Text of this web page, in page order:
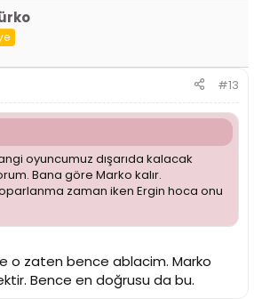
#13
oyuncumuz dışarıda kalacak
Bana göre Marko kalır.
zaman iken Ergin hoca onu
o zaten bence ablacim. Marko
Bence en doğrusu da bu.